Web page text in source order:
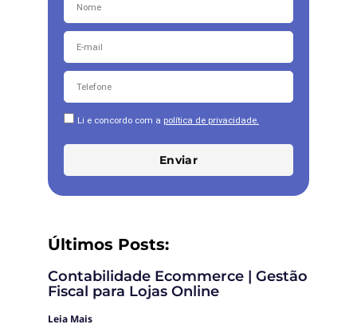
Li e concordo com a política de privacidade.
Enviar
Últimos Posts:
Contabilidade Ecommerce | Gestão
Fiscal para Lojas Online
Leia Mais